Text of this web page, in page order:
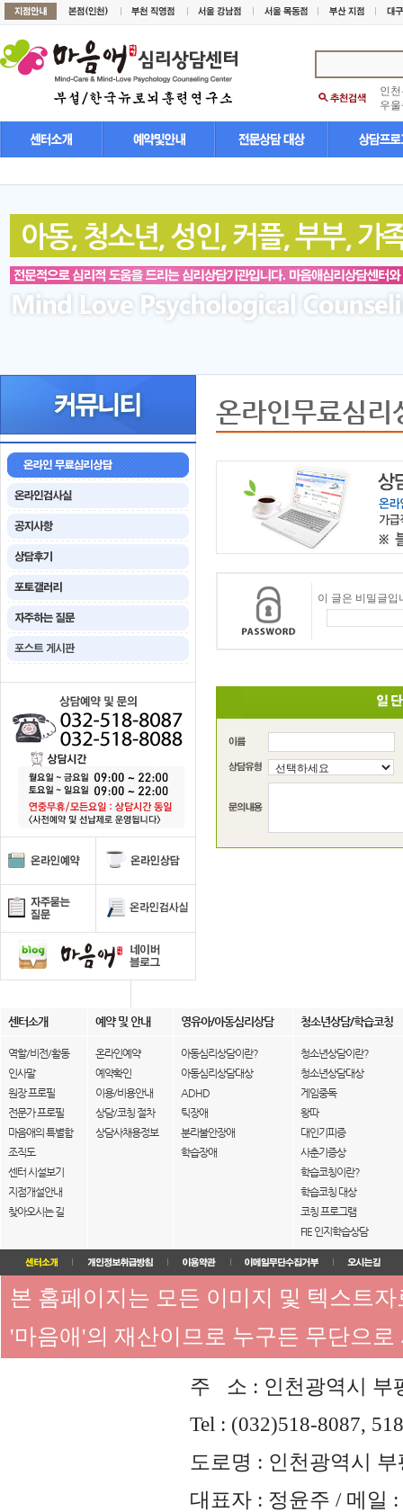
인
우
온라인무료심리
이 글은 비밀글입
센터소개 예약 및 안내 영유아/아동심리상담 청소년상담/학습코칭
역할/비전/활동
인사말
원장 프로필
전문가 프로필
마음애의 특별함
조직도
센터 시설보기
지점개설안내
찾아오시는 길
온라인예약
예약확인
이용/비용안내
상담/코칭 절차
상담사채용정보
아동심리상담이란?
아동심리상담대상
ADHD
틱장애
분리불안장애
학습장애
청소년상담이란?
청소년상담대상
게임중독
왕따
대인기피증
사춘기증상
학습코칭이란?
학습코칭 대상
코칭 프로그램
FIE 인지학습상담
본 홈페이지는 모든 이미지 및 텍스트
'마음애'의 재산이므로 누구든 무단으
주 소 : 인천광역시 부
Tel : (032)518-8087,
도로명 : 인천광역시
대표자 : 정윤주 / 메일 :